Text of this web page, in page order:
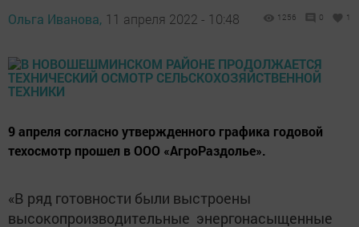
Ольга Иванова, 11 апреля 2022 - 10:48 1256 0 1
9 апреля согласно утвержденного графика годовой
техосмотр прошел в ООО «АгроРаздолье».
«В ряд готовности были выстроены
высокопроизводительные энергонасыщенные